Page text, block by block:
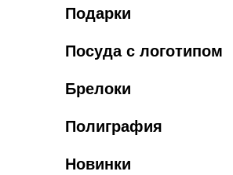
Подарки
Посуда с логотипом
Брелоки
Полиграфия
Новинки